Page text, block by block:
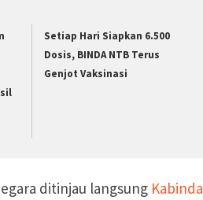
Setiap Hari Siapkan 6.500
Dosis, BINDA NTB Terus
Genjot Vaksinasi
ditinjau langsung Kabinda